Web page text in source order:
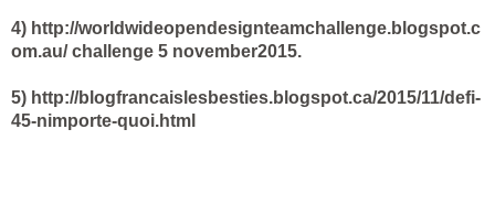
4) http://worldwideopendesignteamchallenge.blogspot.c
om.au/ challenge 5 november2015.
5) http://blogfrancaislesbesties.blogspot.ca/2015/11/defi-
45-nimporte-quoi.html